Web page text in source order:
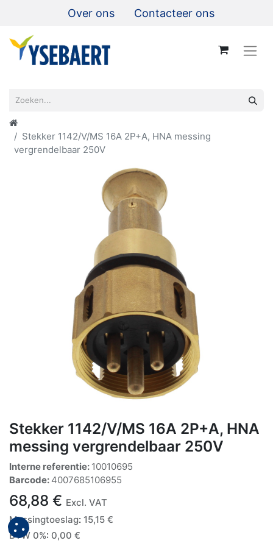
Over ons Contacteer ons
Stekker 1142/V/MS 16A 2P+A, HNA messing
vergrendelbaar 250V
Stekker 1142/V/MS 16A 2P+A, HNA
messing vergrendelbaar 250V
Interne referentie: 10010695
Barcode: 4007685106955
68,88 € Excl. VAT
Messingtoeslag: 15,15 €
BTW 0%: 0,00 €